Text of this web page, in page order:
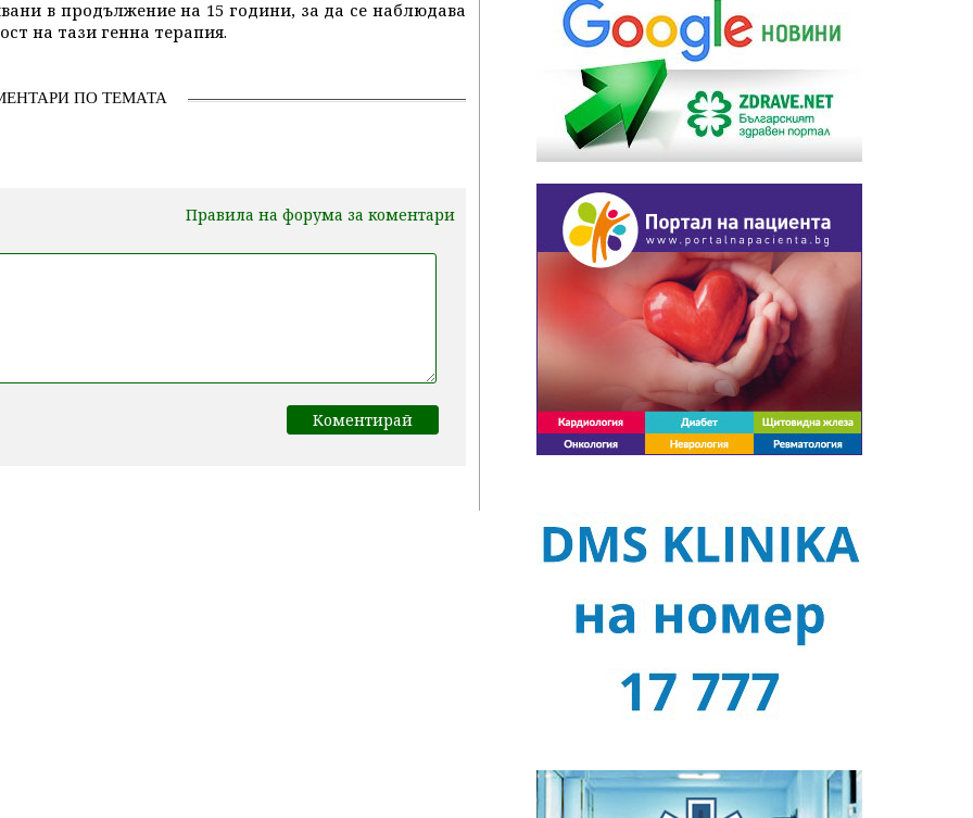
в продължение на 15 години, за да се наблюдава
на тази генна терапия.
ПО ТЕМАТА
Правила на форума за коментари